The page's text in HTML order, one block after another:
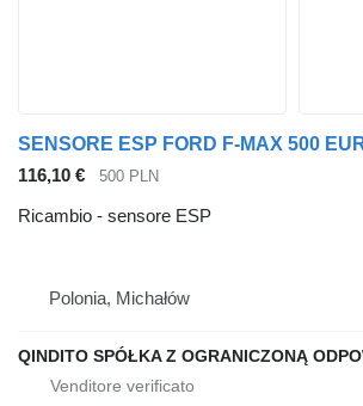
116,10 € 500 PLN
Ricambio - sensore ESP
Polonia, Michałów